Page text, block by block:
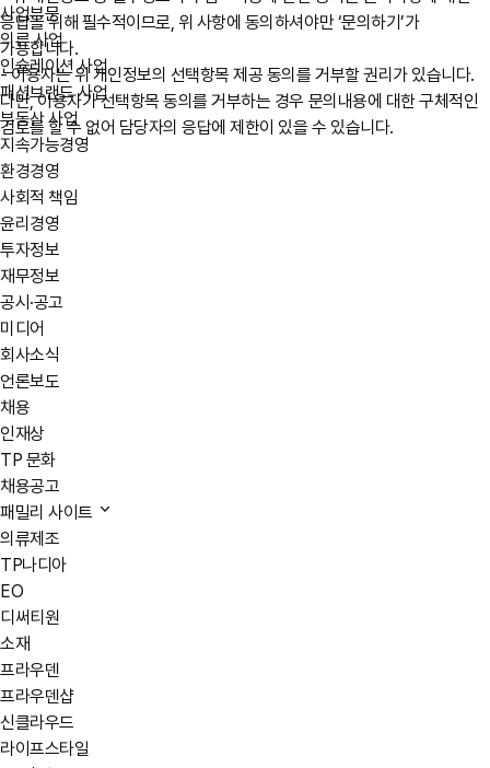
응답을 위해 필수적이므로, 위 사항에 동의하셔야만 ‘문의하기’가
가능합니다.
- 이용자는 위 개인정보의 선택항목 제공 동의를 거부할 권리가 있습니다.
다만, 이용자가 선택항목 동의를 거부하는 경우 문의내용에 대한 구체적인
검토를 할 수 없어 담당자의 응답에 제한이 있을 수 있습니다.
사업부문
의류 사업
인슐레이션 사업
패션브랜드 사업
부동산 사업
지속가능경영
환경경영
사회적 책임
윤리경영
투자정보
재무정보
공시·공고
미디어
회사소식
언론보도
채용
인재상
TP 문화
채용공고
패밀리 사이트
의류제조
TP나디아
EO
디써티원
소재
프라우덴
프라우덴샵
신클라우드
라이프스타일